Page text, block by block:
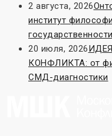
2 августа, 2026
институт
государственности
20 июля, 2026
КОНФЛИКТА: от
СМД-диагностики